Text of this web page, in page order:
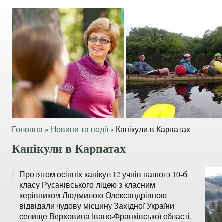
Головна » Новини та події» Канікули в Карпатах
Канікули в Карпатах
Протягом осінніх канікул 12 учнів нашого 10-б
класу Русанівського ліцею з класним
керівником Людмилою Олександрівною
відвідали чудову місцину Західної України –
селище Верховина Івано-Франківської області.